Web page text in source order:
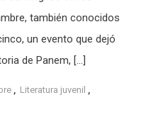
también conocidos
un evento que dejó
de Panem, […]
Literatura juvenil